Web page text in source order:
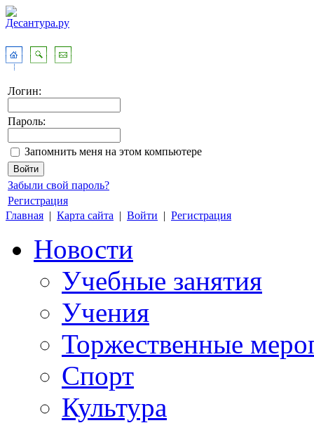
Логин:
Пароль:
Запомнить меня на этом компьютере
Забыли свой пароль?
Регистрация
Главная | Карта сайта | Войти | Регистрация
Новости
Учебные занятия
Учения
Торжественные
Спорт
Культура